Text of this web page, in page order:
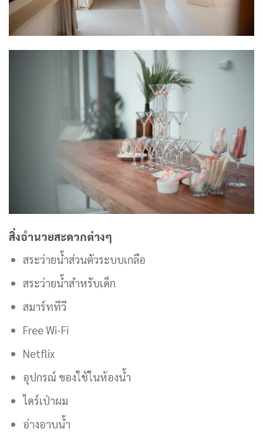
สิ่งอำนวยสะดวกต่างๆ
สระว่ายน้ำส่วนตัวระบบเกลือ
สระว่ายน้ำสำหรับเด็ก
สมาร์ททีวี
Free Wi-Fi
Netflix
อุปกรณ์ ของใช้ในห้องน้ำ
ไดร์เป่าผม
อ่างอาบน้ำ